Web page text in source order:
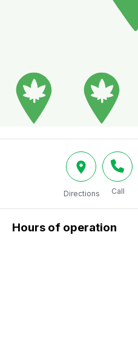
Directions Call
Hours of operation